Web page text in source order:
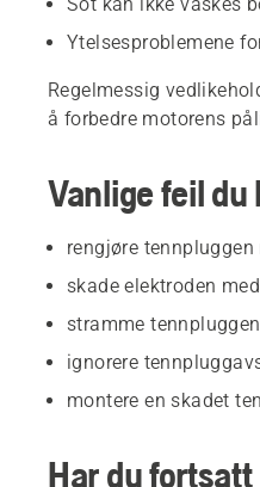
Ytelsesproblemene
Regelmessig
å forbedre motorens
Vanlige feil du
rengjøre
skade elektroden
stramme
ignorere
montere en skadet
Har du fortsatt